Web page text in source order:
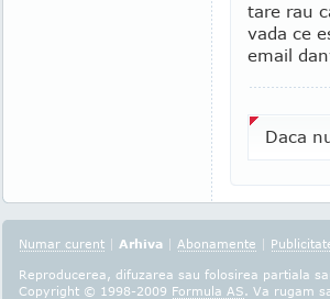
tare rau
vada ce
email
Daca
Numar curent | Arhiva | Abonamente |
Reproducerea, difuzarea sau folosirea partiala
Copyright © 1998-2009 Formula AS. Va rugam